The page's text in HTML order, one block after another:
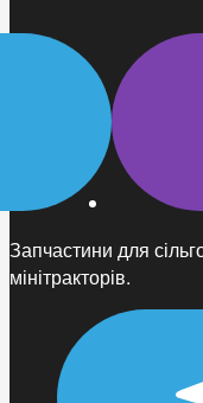
Запчастини для
мінітракторів.